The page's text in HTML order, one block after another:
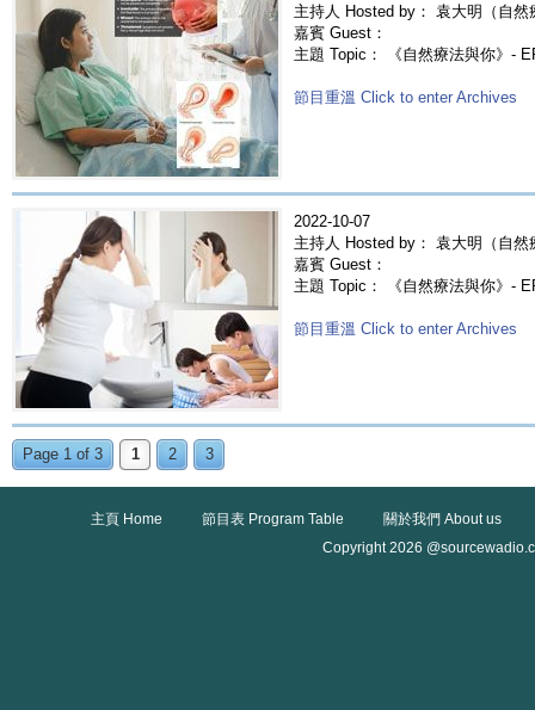
主持人 Hosted by： 袁大明（自然
嘉賓 Guest：
主題 Topic： 《自然療法與你》-
節目重溫 Click to enter Archives
2022-10-07
主持人 Hosted by： 袁大明（自然
嘉賓 Guest：
主題 Topic： 《自然療法與你》-
節目重溫 Click to enter Archives
Page 1 of 3 1 2 3
主頁 Home 節目表 Program Table
關於我們 About us
Copyright 2026